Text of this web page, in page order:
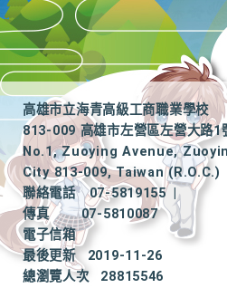
高雄市立海青高級工商職業學校
813-009 高雄市左營區左營大路1
No.1, Zuoying Avenue,
City 813-009, Taiwan (R.O.C.)
聯絡電話
07-5819155
|
傳真
07-5810087
電子信箱
最後更新
2019-11-26
總瀏覽人次
28815546